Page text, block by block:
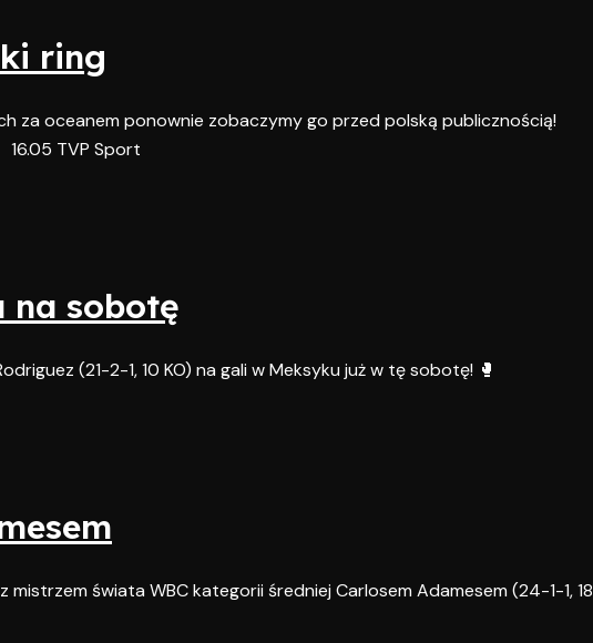
ring
za oceanem ponownie zobaczymy go przed polską publicznością!
TVP Sport
na sobotę
(21-2-1, 10 KO) na gali w Meksyku już w tę sobotę! 🥊
mistrzem świata WBC kategorii średniej Carlosem Adamesem (24-1-1, 18